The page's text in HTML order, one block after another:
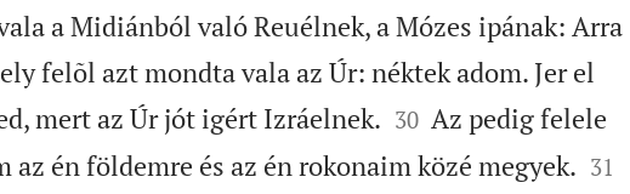
a Midiánból való Reuélnek, a Mózes ipának: Arra
felõl azt mondta vala az Úr: néktek adom. Jer el
mert az Úr jót igért Izráelnek.
30 Az pedig felele
az én földemre és az én rokonaim közé megyek.
31